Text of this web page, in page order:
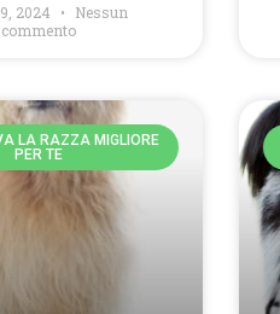
2024
Nessun
commento
LA RAZZA MIGLIORE
PER TE